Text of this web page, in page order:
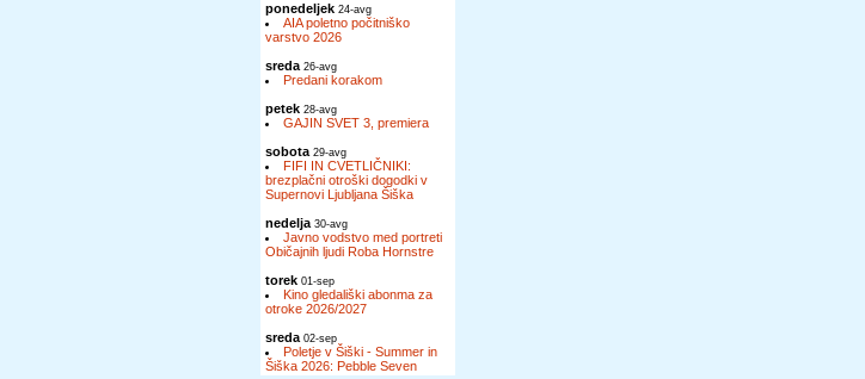
ponedeljek 24-avg
AIA poletno počitniško
varstvo 2026
sreda 26-avg
Predani korakom
petek 28-avg
GAJIN SVET 3, premiera
sobota 29-avg
FIFI IN CVETLIČNIKI:
brezplačni otroški dogodki v
Supernovi Ljubljana Šiška
nedelja 30-avg
Javno vodstvo med portreti
Običajnih ljudi Roba Hornstre
torek 01-sep
Kino gledališki abonma za
otroke 2026/2027
sreda 02-sep
Poletje v Šiški - Summer in
Šiška 2026: Pebble Seven